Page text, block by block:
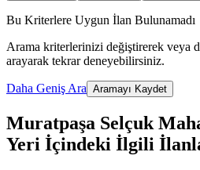
Bu Kriterlere Uygun İlan Bulunamadı
Arama kriterlerinizi değiştirerek veya
arayarak tekrar deneyebilirsiniz.
Daha Geniş Ara Aramayı Kaydet
Muratpaşa Selçuk
Yeri İçindeki İlgili